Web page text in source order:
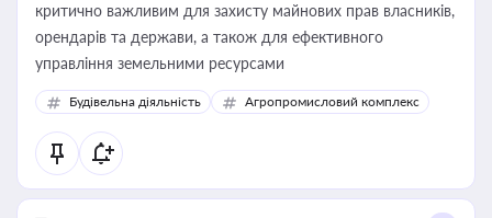
критично важливим для захисту майнових прав власників,
орендарів та держави, а також для ефективного
управління земельними ресурсами
Будівельна діяльність Агропромисловий комплекс